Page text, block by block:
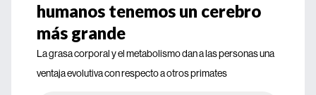
humanos tenemos un cerebro
más grande
La grasa corporal y el metabolismo dan a las personas una
ventaja evolutiva con respecto a otros primates